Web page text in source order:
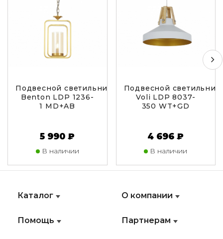
Подвесной светильник Lumina Deco
Benton LDP 1236-
1 MD+AB
5 990 ₽
В наличии
Подвесной
Voli LDP 8037-
350 WT+GD
4 696 ₽
В наличии
Каталог
Помощь
О компании
Партнерам